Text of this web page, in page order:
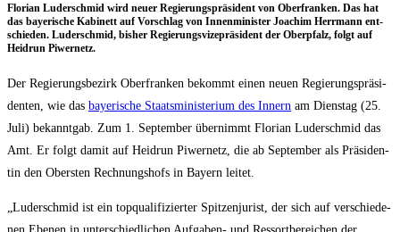
Flo­ri­an Luder­schmid wird neu­er Regie­rungs­prä­si­dent von Ober­fran­ken. Das hat
das baye­ri­sche Kabi­nett auf Vor­schlag von Innen­mi­nis­ter Joa­chim Herr­mann ent­
schie­den. Luder­schmid, bis­her Regie­rungs­vi­ze­prä­si­dent der Ober­pfalz, folgt auf
Heid­run Piwernetz.
Der Regie­rungs­be­zirk Ober­fran­ken bekommt einen neu­en Regie­rungs­prä­si­
den­ten, wie das baye­ri­sche Staats­mi­nis­te­ri­um des Innern am Diens­tag (25.
Juli) bekannt­gab. Zum 1. Sep­tem­ber über­nimmt Flo­ri­an Luder­schmid das
Amt. Er folgt damit auf Heid­run Piwer­netz, die ab Sep­tem­ber als Prä­si­den­
tin den Obers­ten Rech­nungs­hofs in Bay­ern leitet.
„Luder­schmid ist ein top­qua­li­fi­zier­ter Spit­zen­ju­rist, der sich auf ver­schie­de­